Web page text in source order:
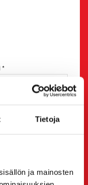
Tietoja
ja mainosten
*